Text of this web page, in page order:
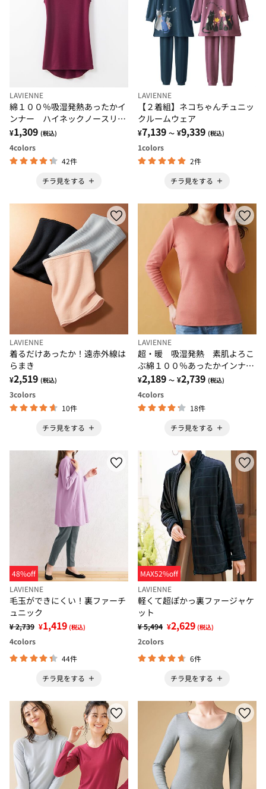
LAVIENNE
綿１００％吸湿発熱あったかイ
ンナー ハイネックノースリー
ブインナー
¥1,309 (税込)
4colors
42件
チラ見をする
LAVIENNE
【２着組】ネコちゃんチュニッ
クルームウェア
¥7,139 ～ ¥9,339 (税込)
1colors
2件
チラ見をする
LAVIENNE
着るだけあったか！遠赤外線は
らまき
¥2,519 (税込)
3colors
10件
チラ見をする
LAVIENNE
超・暖 吸湿発熱 素肌よろこ
ぶ綿１００％あったかインナ
ー クルーネックインナー
¥2,189 ～ ¥2,739 (税込)
4colors
18件
チラ見をする
48%off
LAVIENNE
毛玉ができにくい！裏ファーチ
ュニック
¥ 2,739 ¥1,419 (税込)
4colors
44件
チラ見をする
MAX52%off
LAVIENNE
軽くて超ぽかっ裏ファージャケ
ット
¥ 5,494 ¥2,629 (税込)
2colors
6件
チラ見をする